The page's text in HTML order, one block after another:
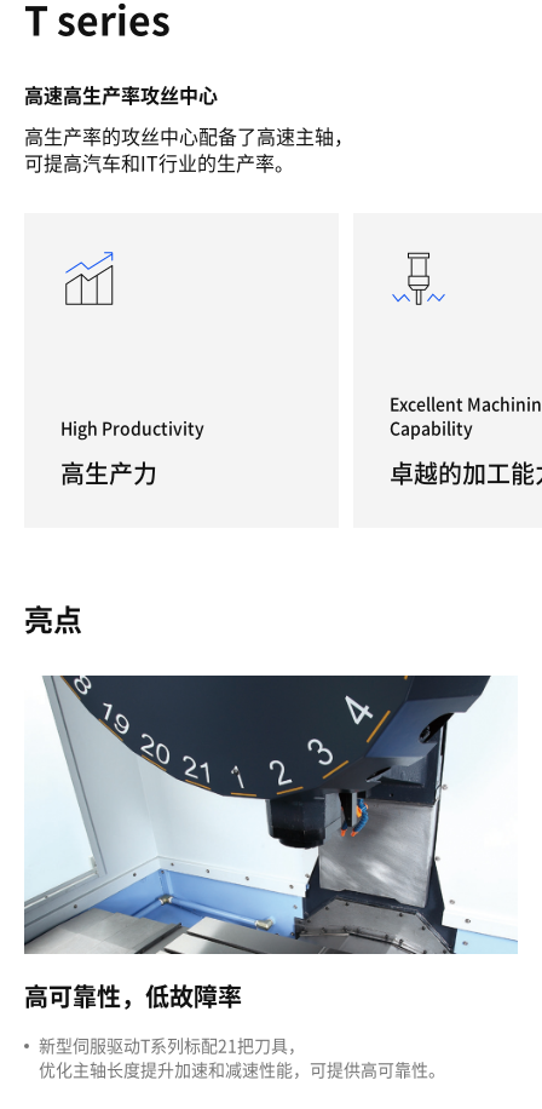
T series
高速高生产率攻丝中心
高生产率的攻丝中心配备了高速主轴，
可提高汽车和IT行业的生产率。
High Productivity
高生产力
Excellent
Capability
卓越的加工能
亮点
高可靠性， 低故障率
新型伺服驱动T系列标配21把刀具，
优化主轴长度提升加速和减速性能，可提供高可靠性。